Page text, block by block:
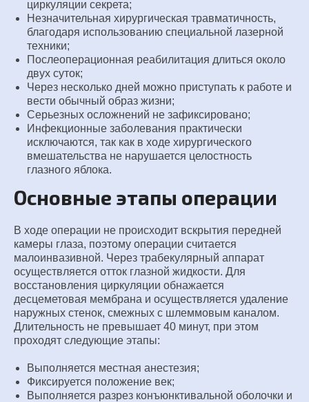
циркуляции секрета;
Незначительная хирургическая травматичность,
благодаря использованию специальной лазерной
техники;
Послеоперационная реабилитация длиться около
двух суток;
Через несколько дней можно приступать к работе и
вести обычный образ жизни;
Серьезных осложнений не зафиксировано;
Инфекционные заболевания практически
исключаются, так как в ходе хирургического
вмешательства не нарушается целостность
глазного яблока.
Основные этапы операции
В ходе операции не происходит вскрытия передней
камеры глаза, поэтому операции считается
малоинвазивной. Через трабекулярный аппарат
осуществляется отток глазной жидкости. Для
восстановления циркуляции обнажается
десцеметовая мембрана и осуществляется удаление
наружных стенок, смежных с шлеммовым каналом.
Длительность не превышает 40 минут, при этом
проходят следующие этапы:
Выполняется местная анестезия;
Фиксируется положение век;
Выполняется разрез конъюнктивальной оболочки и